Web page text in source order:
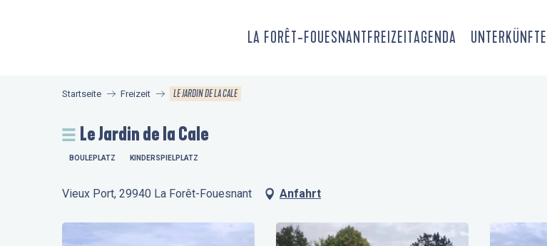
LA FORÊT-FOUESNANTFREIZEITAGENDA UNTERKÜNFTE
Startseite Freizeit LE JARDIN DE LA CALE
Le Jardin de la Cale
BOULEPLATZ KINDERSPIELPLATZ
Vieux Port, 29940 La Forêt-Fouesnant Anfahrt